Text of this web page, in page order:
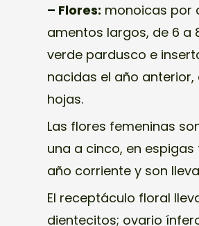
– Flores: monoicas por
amentos largos, de 6 a
verde pardusco e
nacidas el año
hojas.
Las flores femeninas
una a cinco, en
año corriente y son
El receptáculo floral
dientecitos; ovario